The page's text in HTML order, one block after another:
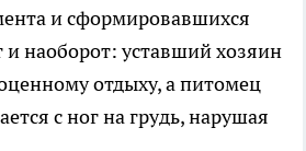
и сформировавшихся
наоборот: уставший хозяин
отдыху, а питомец
с ног на грудь, нарушая